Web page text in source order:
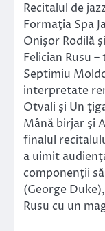
Recitalul de
Formaţia Spa
Onişor Rodilă
Felician Rusu
Septimiu
interpretate
Otvali şi Un
Mână birjar şi
finalul
a uimit
componenţii
(George
Rusu cu un